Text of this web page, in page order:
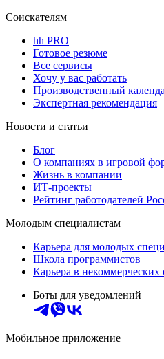
Соискателям
hh PRO
Готовое резюме
Все сервисы
Хочу у вас работать
Производственный
Экспертная рекомендация
Новости и статьи
Блог
О компаниях в игровой
Жизнь в компании
ИТ-проекты
Рейтинг работодателей
Молодым специалистам
Карьера для молодых
Школа программистов
Карьера в некоммерческих
Боты для уведомлений
Мобильное приложение